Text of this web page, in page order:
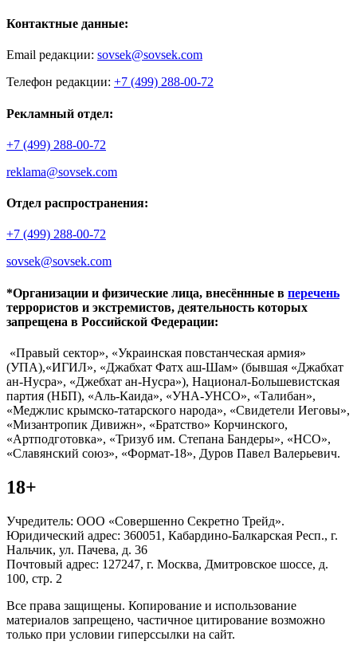
Контактные данные:
Email редакции: sovsek@sovsek.com
Телефон редакции: +7 (499) 288-00-72
Рекламный отдел:
+7 (499) 288-00-72
reklama@sovsek.com
Отдел распространения:
+7 (499) 288-00-72
sovsek@sovsek.com
*Организации и физические лица, внесённные в перечень
террористов и экстремистов, деятельность которых
запрещена в Российской Федерации:
«Правый сектор», «Украинская повстанческая армия»
(УПА),«ИГИЛ», «Джабхат Фатх аш-Шам» (бывшая «Джабхат
ан-Нусра», «Джебхат ан-Нусра»), Национал-Большевистская
партия (НБП), «Аль-Каида», «УНА-УНСО», «Талибан»,
«Меджлис крымско-татарского народа», «Свидетели Иеговы»,
«Мизантропик Дивижн», «Братство» Корчинского,
«Артподготовка», «Тризуб им. Степана Бандеры», «НСО»,
«Славянский союз», «Формат-18», Дуров Павел Валерьевич.
18+
Учредитель: ООО «Совершенно Секретно Трейд».
Юридический адрес: 360051, Кабардино-Балкарская Респ., г.
Нальчик, ул. Пачева, д. 36
Почтовый адрес: 127247, г. Москва, Дмитровское шоссе, д.
100, стр. 2
Все права защищены. Копирование и использование
материалов запрещено, частичное цитирование возможно
только при условии гиперссылки на сайт.